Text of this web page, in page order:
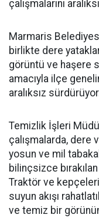
çalışmalarını
Marmaris
birlikte dere
görüntü ve haşere
amacıyla ilçe
aralıksız
Temizlik İşleri
çalışmalarda, dere
yosun ve mil
bilinçsizce
Traktör ve
suyun akışı
ve temiz bir